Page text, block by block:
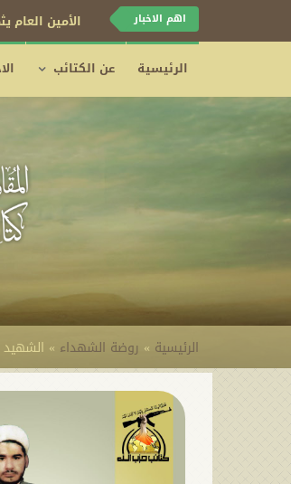
اهم الاخبار الأمين العام
الرئيسية عن الكتائب
الرئيسية » روضة الشهداء »